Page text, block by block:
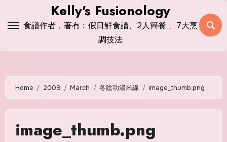
Kelly's Fusionology
食譜作者，著有﹕假日鮮食譜、2人簡餐 、7大烹
調技法
Home 2009 March 冬陰功湯米線 image_thumb.png
image_thumb.png